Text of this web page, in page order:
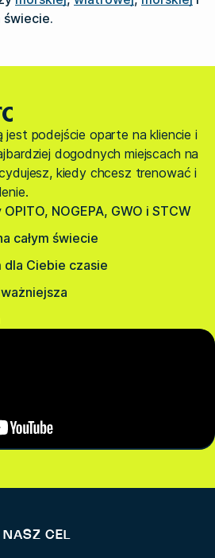
świecie.
podejście oparte na kliencie i
dogodnych miejscach na
kiedy chcesz trenować i
NOGEPA, GWO i STCW
całym świecie
Ciebie czasie
NASZ CEL